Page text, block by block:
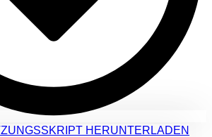
HERUNTERLADEN